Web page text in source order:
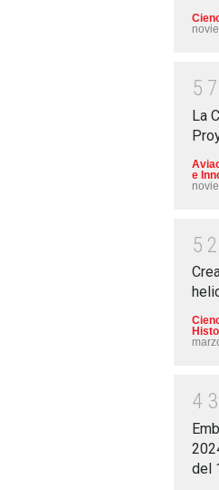
5 7
La
e
5 2
4 3
del